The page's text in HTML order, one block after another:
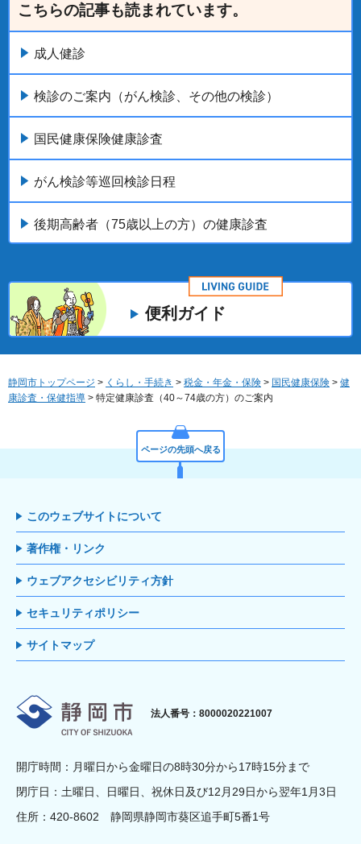
こちらの記事も読まれています。
成人健診
検診のご案内（がん検診、その他の検診）
国民健康保険健康診査
がん検診等巡回検診日程
後期高齢者（75歳以上の方）の健康診査
便利ガイド
静岡市トップページ > くらし・手続き > 税金・年金・保険 > 国民健康保険 > 健
康診査・保健指導 > 特定健康診査（40～74歳の方）のご案内
ページの先頭へ戻る
このウェブサイトについて
著作権・リンク
ウェブアクセシビリティ方針
セキュリティポリシー
サイトマップ
静岡市
法人番号：8000020221007
開庁時間：月曜日から金曜日の8時30分から17時15分まで
閉庁日：土曜日、日曜日、祝休日及び12月29日から翌年1月3日
住所：420-8602 静岡県静岡市葵区追手町5番1号